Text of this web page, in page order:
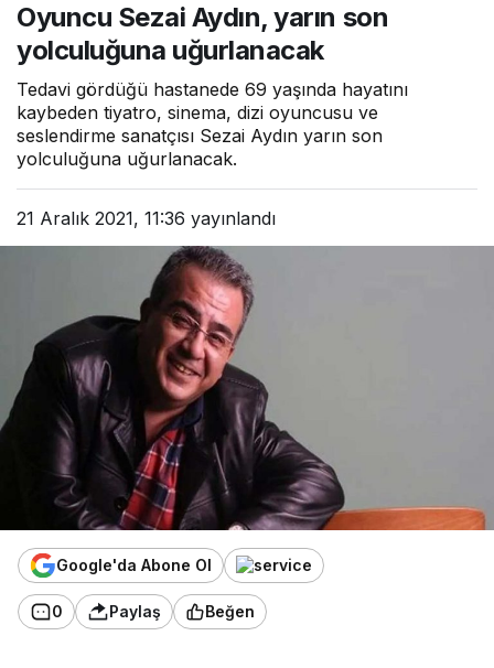
uğurlanacak
Oyuncu Sezai Aydın, yarın son
yolculuğuna uğurlanacak
Tedavi gördüğü hastanede 69 yaşında hayatını
kaybeden tiyatro, sinema, dizi oyuncusu ve
seslendirme sanatçısı Sezai Aydın yarın son
yolculuğuna uğurlanacak.
21 Aralık 2021, 11:36 yayınlandı
Google'da Abone Ol
0 Paylaş Beğen